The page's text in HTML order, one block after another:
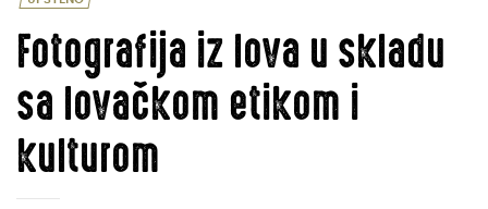
Fotografija iz lova u skladu
sa lovačkom etikom i
kulturom